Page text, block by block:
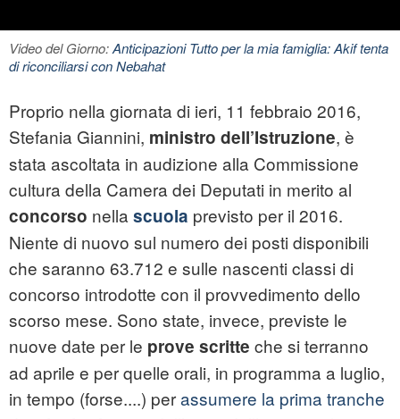
Video del Giorno:Anticipazioni Tutto per la mia famiglia: Akif tenta
di riconciliarsi con Nebahat
Proprio nella giornata di ieri, 11 febbraio 2016,
Stefania Giannini, ministro dell’Istruzione, è
stata ascoltata in audizione alla Commissione
cultura della Camera dei Deputati in merito al
concorso nella scuola previsto per il 2016.
Niente di nuovo sul numero dei posti disponibili
che saranno 63.712 e sulle nascenti classi di
concorso introdotte con il provvedimento dello
scorso mese. Sono state, invece, previste le
nuove date per le prove scritte che si terranno
ad aprile e per quelle orali, in programma a luglio,
in tempo (forse....) perassumere la prima tranche